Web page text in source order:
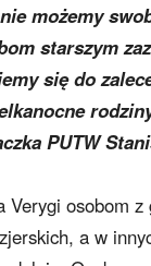
możemy
starszym
się do
PUTW
osobom
a w